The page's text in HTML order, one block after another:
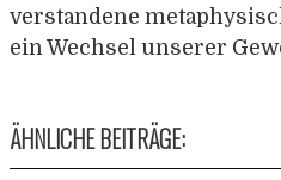
verstandene
ein Wechsel unserer
ÄHNLICHE BEITRÄGE: